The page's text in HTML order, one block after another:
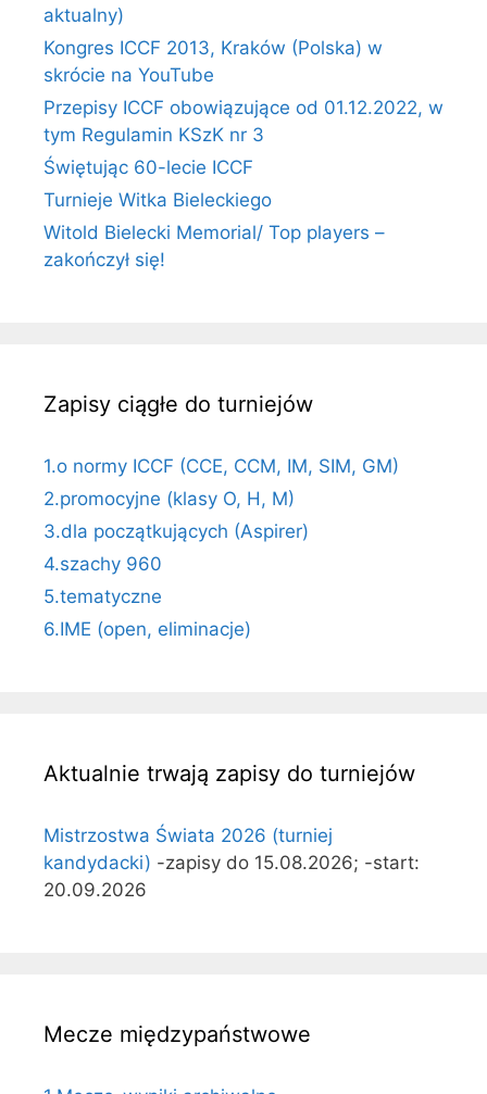
aktualny)
Kongres ICCF 2013, Kraków (Polska) w
skrócie na YouTube
Przepisy ICCF obowiązujące od 01.12.2022, w
tym Regulamin KSzK nr 3
Świętując 60-lecie ICCF
Turnieje Witka Bieleckiego
Witold Bielecki Memorial/ Top players –
zakończył się!
Zapisy ciągłe do turniejów
1.o normy ICCF (CCE, CCM, IM, SIM, GM)
2.promocyjne (klasy O, H, M)
3.dla początkujących (Aspirer)
4.szachy 960
5.tematyczne
6.IME (open, eliminacje)
Aktualnie trwają zapisy do turniejów
Mistrzostwa Świata 2026 (turniej
kandydacki) -zapisy do 15.08.2026; -start:
20.09.2026
Mecze międzypaństwowe